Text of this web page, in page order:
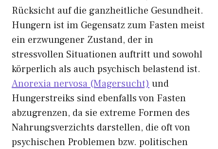
Rücksicht auf die ganzheitliche Gesundheit.
Hungern ist im Gegensatz zum Fasten meist
ein erzwungener Zustand, der in
stressvollen Situationen auftritt und sowohl
körperlich als auch psychisch belastend ist.
Anorexia nervosa (Magersucht) und
Hungerstreiks sind ebenfalls von Fasten
abzugrenzen, da sie extreme Formen des
Nahrungsverzichts darstellen, die oft von
psychischen Problemen bzw. politischen